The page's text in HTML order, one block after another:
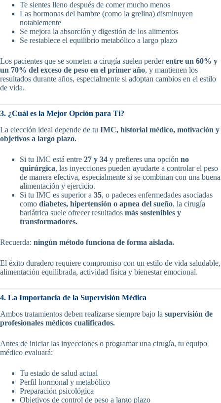
Te sientes lleno después de comer mucho menos
Las hormonas del hambre (como la grelina) disminuyen
notablemente
Se mejora la absorción y digestión de los alimentos
Se restablece el equilibrio metabólico a largo plazo
Los pacientes que se someten a cirugía suelen perderentre un 60% y
un 70% del exceso de peso en el primer año, y mantienen los
resultados durante años, especialmente si adoptan cambios en el estilo
de vida.
3. ¿Cuál es la Mejor Opción para Ti?
La elección ideal depende de tu IMC, historial médico, motivación y
objetivos a largo plazo.
Si tu IMC está entre 27 y 34 y prefieres una opción no
quirúrgica, las inyecciones pueden ayudarte a controlar el peso
de manera efectiva, especialmente si se combinan con una buena
alimentación y ejercicio.
Si tu IMC es superior a 35, o padeces enfermedades asociadas
como diabetes, hipertensión o apnea del sueño, la cirugía
bariátrica suele ofrecer resultados más sostenibles y
transformadores.
Recuerda: ningún método funciona de forma aislada.
El éxito duradero requiere compromiso con un estilo de vida saludable,
alimentación equilibrada, actividad física y bienestar emocional.
4. La Importancia de la Supervisión Médica
Ambos tratamientos deben realizarse siempre bajo la supervisión de
profesionales médicos cualificados.
Antes de iniciar las inyecciones o programar una cirugía, tu equipo
médico evaluará:
Tu estado de salud actual
Perfil hormonal y metabólico
Preparación psicológica
Objetivos de control de peso a largo plazo